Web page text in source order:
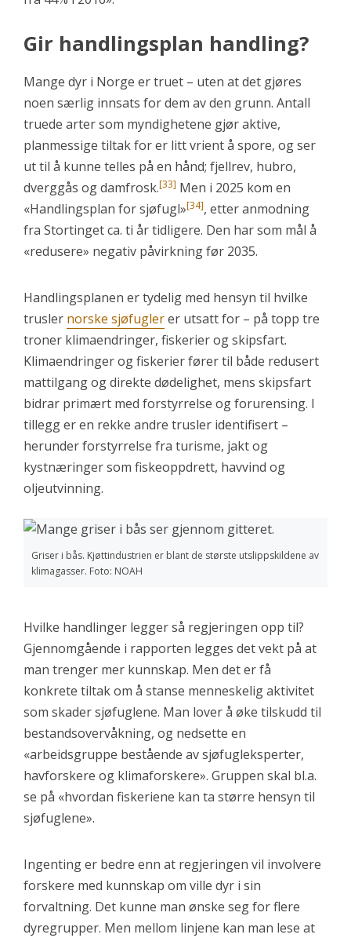
Gir handlingsplan handling?
Mange dyr i Norge er truet – uten at det gjøres
noen særlig innsats for dem av den grunn. Antall
truede arter som myndighetene gjør aktive,
planmessige tiltak for er litt vrient å spore, og ser
ut til å kunne telles på en hånd; fjellrev, hubro,
dverggås og damfrosk.[33] Men i 2025 kom en
«Handlingsplan for sjøfugl»[34], etter anmodning
fra Stortinget ca. ti år tidligere. Den har som mål å
«redusere» negativ påvirkning før 2035.
Handlingsplanen er tydelig med hensyn til hvilke
trusler norske sjøfuglerer utsatt for – på topp tre
troner klimaendringer, fiskerier og skipsfart.
Klimaendringer og fiskerier fører til både redusert
mattilgang og direkte dødelighet, mens skipsfart
bidrar primært med forstyrrelse og forurensing. I
tillegg er en rekke andre trusler identifisert –
herunder forstyrrelse fra turisme, jakt og
kystnæringer som fiskeoppdrett, havvind og
oljeutvinning.
Griser i bås. Kjøttindustrien er blant de største utslippskildene av
klimagasser. Foto: NOAH
Hvilke handlinger legger så regjeringen opp til?
Gjennomgående i rapporten legges det vekt på at
man trenger mer kunnskap. Men det er få
konkrete tiltak om å stanse menneskelig aktivitet
som skader sjøfuglene. Man lover å øke tilskudd til
bestandsovervåkning, og nedsette en
«arbeidsgruppe bestående av sjøfugleksperter,
havforskere og klimaforskere». Gruppen skal bl.a.
se på «hvordan fiskeriene kan ta større hensyn til
sjøfuglene».
Ingenting er bedre enn at regjeringen vil involvere
forskere med kunnskap om ville dyr i sin
forvaltning. Det kunne man ønske seg for flere
dyregrupper. Men mellom linjene kan man lese at